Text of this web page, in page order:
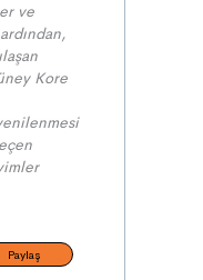
ve
Kore
Paylaş